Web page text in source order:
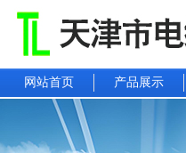
网站首页 产品展示